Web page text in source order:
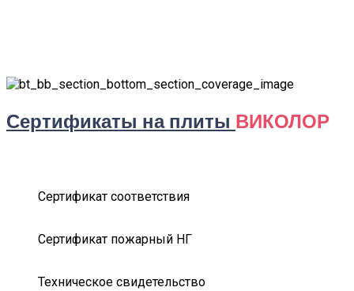
Сертификаты на плиты ВИКОЛОР
Сертификат соответствия
Сертификат пожарный НГ
Техническое свидетельство